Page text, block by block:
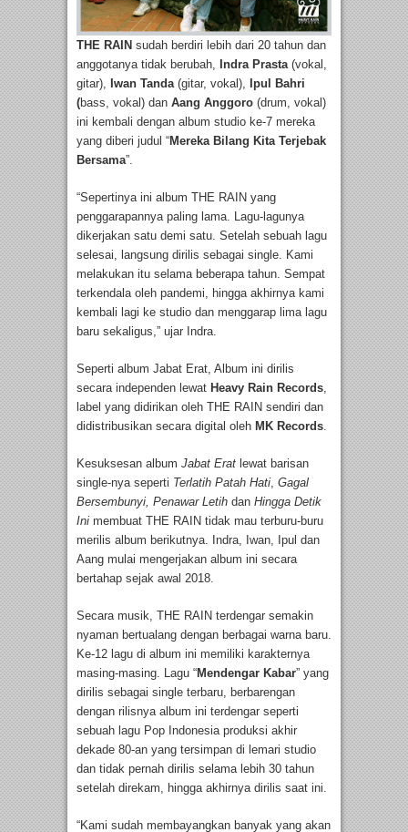
THE RAIN sudah berdiri lebih dari 20 tahun dan
anggotanya tidak berubah, Indra Prasta(vokal,
gitar), Iwan Tanda(gitar, vokal), Ipul Bahri
(bass, vokal) dan Aang Anggoro (drum, vokal)
ini kembali dengan album studio ke-7 mereka
yang diberi judul “Mereka Bilang Kita Terjebak
Bersama”.
“Sepertinya ini album THE RAIN yang
penggarapannya paling lama. Lagu-lagunya
dikerjakan satu demi satu. Setelah sebuah lagu
selesai, langsung dirilis sebagai single. Kami
melakukan itu selama beberapa tahun. Sempat
terkendala oleh pandemi, hingga akhirnya kami
kembali lagi ke studio dan menggarap lima lagu
baru sekaligus,” ujar Indra.
Seperti album Jabat Erat, Album ini dirilis
secara independen lewat Heavy Rain Records,
label yang didirikan oleh THE RAIN sendiri dan
didistribusikan secara digital oleh MK Records.
Kesuksesan album Jabat Erat lewat barisan
single-nya seperti Terlatih Patah Hati, Gagal
Bersembunyi, Penawar Letih dan Hingga Detik
Ini membuat THE RAIN tidak mau terburu-buru
merilis album berikutnya. Indra, Iwan, Ipul dan
Aang mulai mengerjakan album ini secara
bertahap sejak awal 2018.
Secara musik, THE RAIN terdengar semakin
nyaman bertualang dengan berbagai warna baru.
Ke-12 lagu di album ini memiliki karakternya
masing-masing. Lagu “Mendengar Kabar” yang
dirilis sebagai single terbaru, berbarengan
dengan rilisnya album ini terdengar seperti
sebuah lagu Pop Indonesia produksi akhir
dekade 80-an yang tersimpan di lemari studio
dan tidak pernah dirilis selama lebih 30 tahun
setelah direkam, hingga akhirnya dirilis saat ini.
“Kami sudah membayangkan banyak yang akan